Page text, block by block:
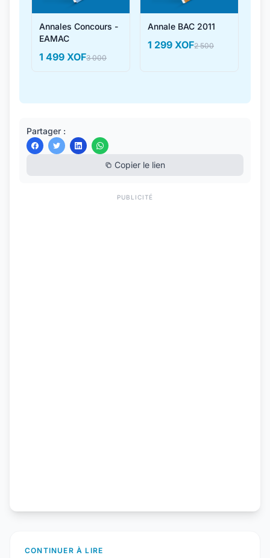
Annales Concours -
EAMAC
1 499 XOF3 000
Annale BAC 2011
1 299 XOF2 500
Partager :
Copier le lien
PUBLICITÉ
CONTINUER À LIRE